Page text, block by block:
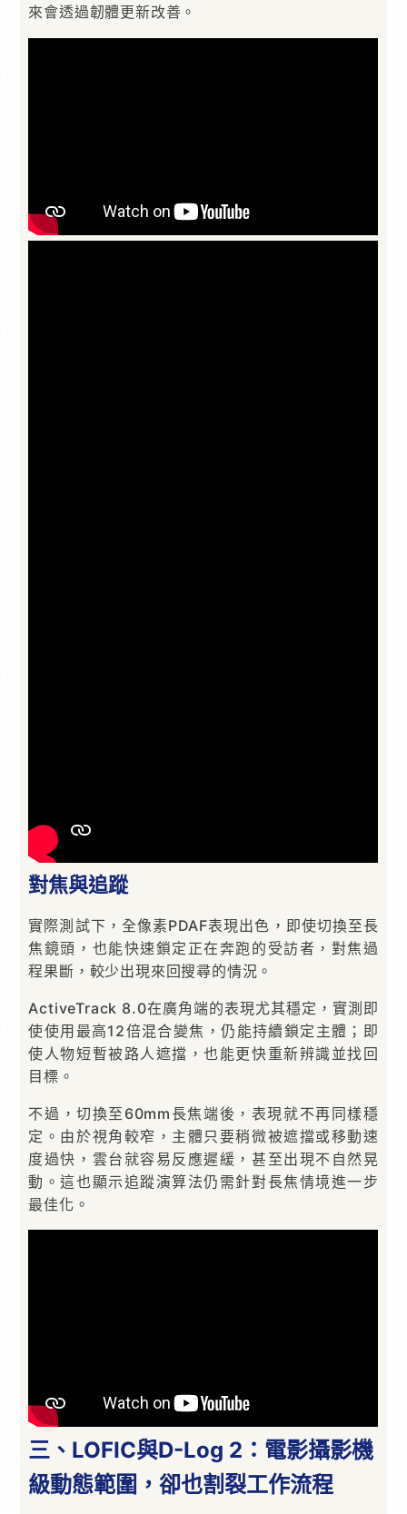
來會透過韌體更新改善。
對焦與追蹤
實際測試下，全像素PDAF表現出色，即使切換至長
焦鏡頭，也能快速鎖定正在奔跑的受訪者，對焦過
程果斷，較少出現來回搜尋的情況。
ActiveTrack 8.0在廣角端的表現尤其穩定，實測即
使使用最高12倍混合變焦，仍能持續鎖定主體；即
使人物短暫被路人遮擋，也能更快重新辨識並找回
目標。
不過，切換至60mm長焦端後，表現就不再同樣穩
定。由於視角較窄，主體只要稍微被遮擋或移動速
度過快，雲台就容易反應遲緩，甚至出現不自然晃
動。這也顯示追蹤演算法仍需針對長焦情境進一步
最佳化。
三、LOFIC與D-Log 2：電影攝影機
級動態範圍，卻也割裂工作流程